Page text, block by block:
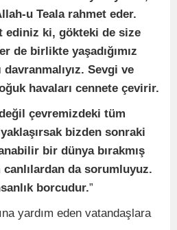
u Teala rahmet eder.
ediniz ki, gökteki de size
de birlikte yaşadığımız
davranmalıyız. Sevgi ve
havaları cennete çevirir.
çevremizdeki tüm
bizden sonraki
bir dünya bırakmış
da sorumluyuz.
borcudur.”
yardım eden vatandaşlara